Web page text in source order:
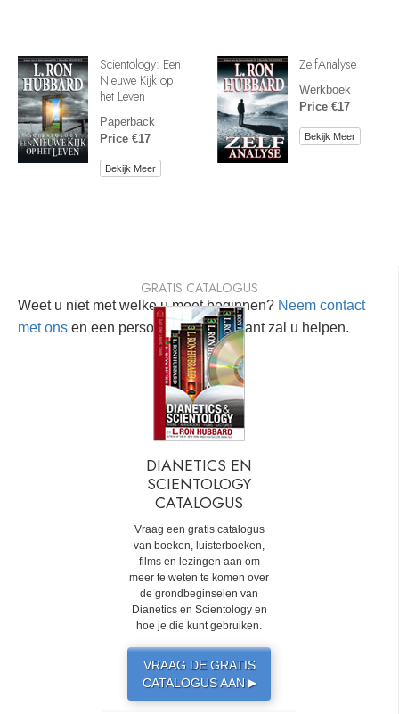
Scientology: Een
Nieuwe Kijk op
het Leven
Paperback
Price €17
Bekijk Meer
ZelfAnalyse
Werkboek
Price €17
Bekijk Meer
Weet u niet met welke u moet beginnen? Neem contact
met ons en een persoonlijke consultant zal u helpen.
GRATIS CATALOGUS
DIANETICS EN
SCIENTOLOGY
CATALOGUS
Vraag een gratis catalogus
van boeken, luisterboeken,
films en lezingen aan om
meer te weten te komen over
de grondbeginselen van
Dianetics en Scientology en
hoe je die kunt gebruiken.
VRAAG DE GRATIS
CATALOGUS AAN ▶